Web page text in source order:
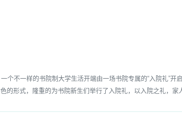
不一样的书院制大学生活开端由一场书院专属的“入院礼”开
的形式，隆重的为书院新生们举行了入院礼，以入院之礼，